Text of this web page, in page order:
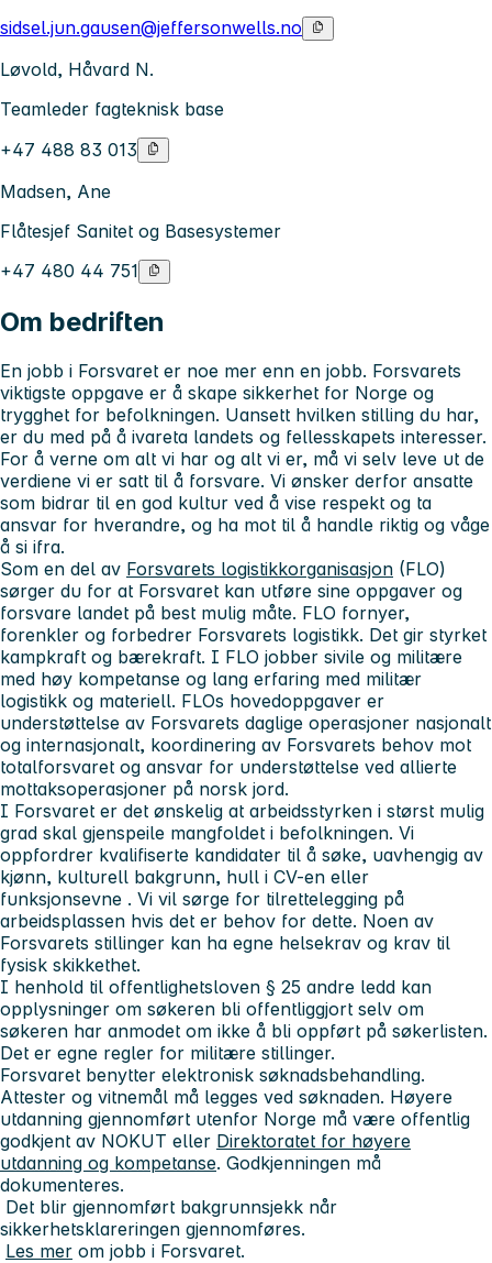
sidsel.jun.gausen@jeffersonwells.no
Løvold, Håvard N.
Teamleder fagteknisk base
+47 488 83 013
Madsen, Ane
Flåtesjef Sanitet og Basesystemer
+47 480 44 751
Om bedriften
En jobb i Forsvaret er noe mer enn en jobb. Forsvarets
viktigste oppgave er å skape sikkerhet for Norge og
trygghet for befolkningen. Uansett hvilken stilling du har,
er du med på å ivareta landets og fellesskapets interesser.
For å verne om alt vi har og alt vi er, må vi selv leve ut de
verdiene vi er satt til å forsvare. Vi ønsker derfor ansatte
som bidrar til en god kultur ved å vise respekt og ta
ansvar for hverandre, og ha mot til å handle riktig og våge
å si ifra.
Som en del av Forsvarets logistikkorganisasjon (FLO)
sørger du for at Forsvaret kan utføre sine oppgaver og
forsvare landet på best mulig måte. FLO fornyer,
forenkler og forbedrer Forsvarets logistikk. Det gir styrket
kampkraft og bærekraft. I FLO jobber sivile og militære
med høy kompetanse og lang erfaring med militær
logistikk og materiell. FLOs hovedoppgaver er
understøttelse av Forsvarets daglige operasjoner nasjonalt
og internasjonalt, koordinering av Forsvarets behov mot
totalforsvaret og ansvar for understøttelse ved allierte
mottaksoperasjoner på norsk jord.
I Forsvaret er det ønskelig at arbeidsstyrken i størst mulig
grad skal gjenspeile mangfoldet i befolkningen. Vi
oppfordrer kvalifiserte kandidater til å søke, uavhengig av
kjønn, kulturell bakgrunn, hull i CV-en eller
funksjonsevne . Vi vil sørge for tilrettelegging på
arbeidsplassen hvis det er behov for dette. Noen av
Forsvarets stillinger kan ha egne helsekrav og krav til
fysisk skikkethet.
I henhold til offentlighetsloven § 25 andre ledd kan
opplysninger om søkeren bli offentliggjort selv om
søkeren har anmodet om ikke å bli oppført på søkerlisten.
Det er egne regler for militære stillinger.
Forsvaret benytter elektronisk søknadsbehandling.
Attester og vitnemål må legges ved søknaden. Høyere
utdanning gjennomført utenfor Norge må være offentlig
godkjent av NOKUT eller Direktoratet for høyere
utdanning og kompetanse. Godkjenningen må
dokumenteres.
Det blir gjennomført bakgrunnsjekk når
sikkerhetsklareringen gjennomføres.
Les mer om jobb i Forsvaret.